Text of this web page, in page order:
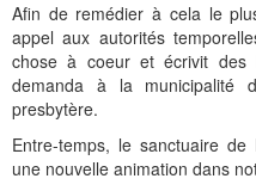
Afin de remédier à cela le
appel aux autorités
chose à coeur et écrivit des
demanda à la municipalité
presbytère.
Entre-temps, le sanctuaire
une nouvelle animation dans